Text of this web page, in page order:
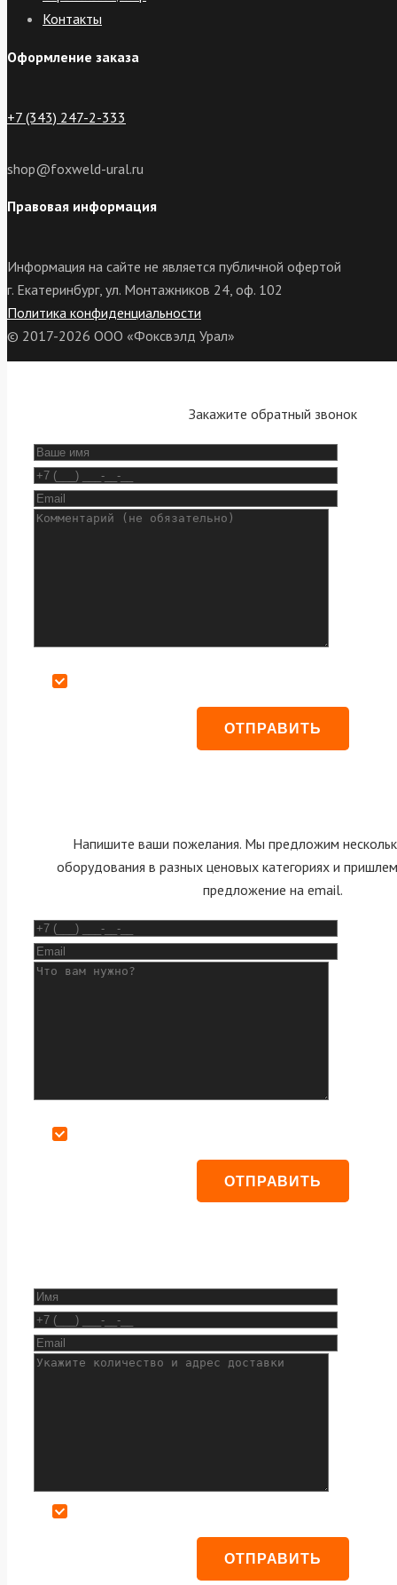
Контакты
Оформление заказа
+7 (343) 247-2-333
shop@foxweld-ural.ru
Правовая информация
Информация на сайте не является публичной офертой
г. Екатеринбург, ул. Монтажников 24, оф. 102
Политика конфиденциальности
© 2017-2026 ООО «Фоксвэлд Урал»
Закажите обратный звонок
Напишите ваши пожелания. Мы предложим
оборудования в разных ценовых категориях и
предложение на email.